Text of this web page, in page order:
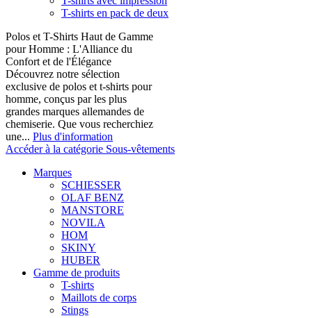
T-shirts en pack de deux
Polos et T-Shirts Haut de Gamme
pour Homme : L'Alliance du
Confort et de l'Élégance
Découvrez notre sélection
exclusive de polos et t-shirts pour
homme, conçus par les plus
grandes marques allemandes de
chemiserie. Que vous recherchiez
une... Plus d'information
Accéder à la catégorie Sous-vêtements
Marques
SCHIESSER
OLAF BENZ
MANSTORE
NOVILA
HOM
SKINY
HUBER
Gamme de produits
T-shirts
Maillots de corps
Stings